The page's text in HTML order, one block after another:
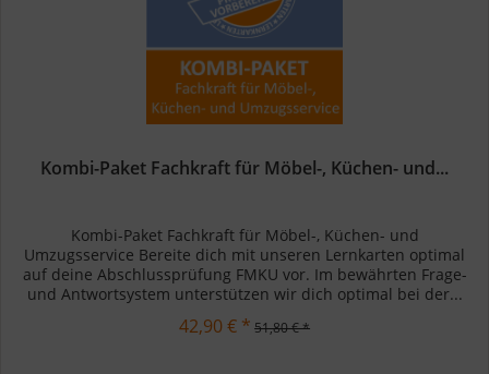
Kombi-Paket Fachkraft für Möbel-, Küchen- und...
Kombi-Paket Fachkraft für Möbel-, Küchen- und
Umzugsservice Bereite dich mit unseren Lernkarten optimal
auf deine Abschlussprüfung FMKU vor. Im bewährten Frage-
und Antwortsystem unterstützen wir dich optimal bei der...
42,90 € * 51,80 € *